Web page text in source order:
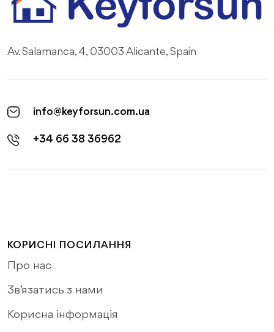
Av. Salamanca, 4, 03003 Alicante, Spain
info@keyforsun.com.ua
+34 66 38 36962
КОРИСНІ ПОСИЛАННЯ
Про нас
Зв’язатись з нами
Корисна інформація